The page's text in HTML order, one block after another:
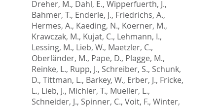
Dreher, M., Dahl, E., Wipperfuerth, J.,
Bahmer, T., Enderle, J., Friedrichs, A.,
Hermes, A., Kaeding, N., Koerner, M.,
Krawczak, M., Kujat, C., Lehmann, I.,
Lessing, M., Lieb, W., Maetzler, C.,
Oberländer, M., Pape, D., Plagge, M.,
Reinke, L., Rupp, J., Schreiber, S., Schunk,
D., Tittman, L., Barkey, W., Erber, J., Fricke,
L., Lieb, J., Michler, T., Mueller, L.,
Schneider, J., Spinner, C., Voit, F., Winter,